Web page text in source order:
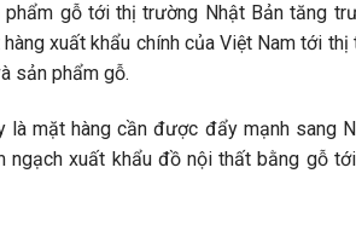
gỗ tới thị trường Nhật Bản tăng
xuất khẩu chính của Việt Nam tới
sản phẩm gỗ.
mặt hàng cần được đẩy mạnh sang
ngạch xuất khẩu đồ nội thất bằng gỗ